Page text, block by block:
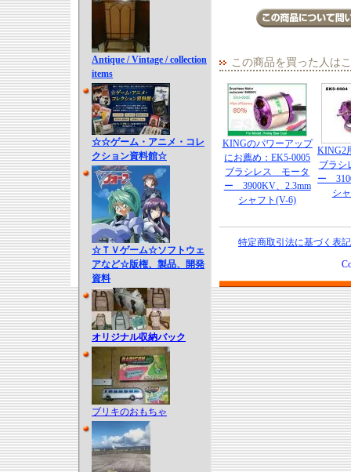
Antique / Vintage / collection
items
☆☆ゲーム・アニメ・コレ
クション資料館☆
☆ＴＶゲーム☆ソフトウェ
アなど☆版権、製品、開発
資料
オリジナル収納バック
ブリキのおもちゃ
この商品を買った人は
KINGのパワーアップ
にお薦め：EK5-0005
ブラシレス モータ
ー 3900KV、2.3mm
シャフト(V-6)
KING2
ブラ
ー
シ
特定商取引法に基づく表記